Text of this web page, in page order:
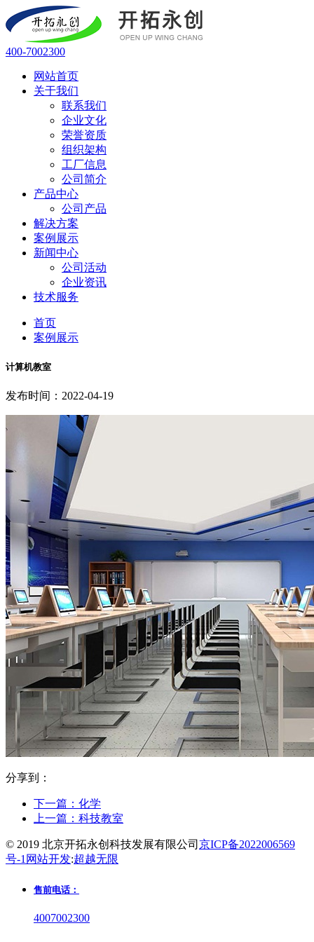
400-7002300
网站首页
关于我们
联系我们
企业文化
荣誉资质
组织架构
工厂信息
公司简介
产品中心
公司产品
解决方案
案例展示
新闻中心
公司活动
企业资讯
技术服务
首页
案例展示
计算机教室
发布时间：2022-04-19
分享到：
下一篇： 化学
上一篇： 科技教室
© 2019 北京开拓永创科技发展有限公司 京ICP备2022006569
号-1 网站开发:超越无限
售前电话：
4007002300